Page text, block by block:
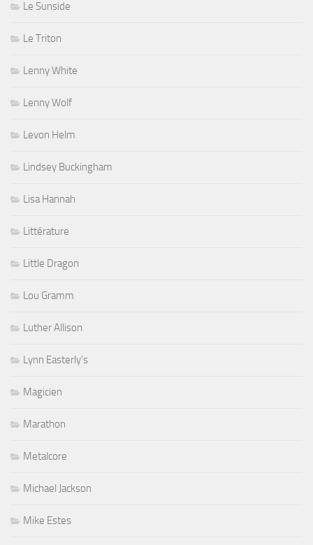
Le Sunside
Le Triton
Lenny White
Lenny Wolf
Levon Helm
Lindsey Buckingham
Lisa Hannah
Littérature
Little Dragon
Lou Gramm
Luther Allison
Lynn Easterly's
Magicien
Marathon
Metalcore
Michael Jackson
Mike Estes